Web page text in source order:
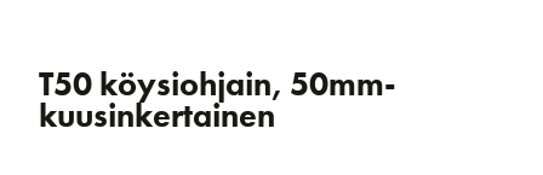
T50 köysiohjain, 50mm-
kuusinkertainen